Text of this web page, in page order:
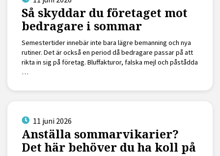
Så skyddar du företaget mot
bedragare i sommar
Semestertider innebär inte bara lägre bemanning och nya
rutiner. Det är också en period då bedragare passar på att
rikta in sig på företag. Bluffakturor, falska mejl och påstådda
…
11 juni 2026
Anställa sommarvikarier?
Det här behöver du ha koll på